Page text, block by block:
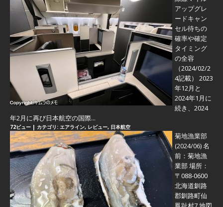
アップグレ
ードキャン
セル待ちの
確率や確定
タイミング
の全容
（2024/02/2
4記載） 2023
年12月と
2024年1月に
続き、2024
年2月に再び日本航空の国際...
72ビュー | カテゴリ: エアライン, レビュー, 日本航空
菊地漁業部
(2024/06)名
前：菊地漁
業部 場所：
〒088-0600
北海道釧路
郡釧路町仙